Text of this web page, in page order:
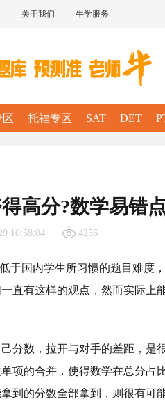
关于我们 牛学服务
区 托福专区 SAT DET
高分?数学易错
10:58:04 4256
于国内学生所习惯的题目难度
直有这样的观点，然而实际上
分数，拉开与对手的差距，是
项的合并，使得数学在总分占
到的分数全部拿到，则很有可